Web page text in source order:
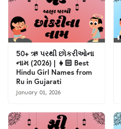
50+ ઋ પરથી છોકરીઓના
નામ (2026) | 👧🏻 Best
Hindu Girl Names from
Ru in Gujarati
January 01, 2026